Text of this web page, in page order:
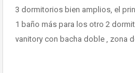
3 dormitorios bien amplios, el
1 baño más para los otro 2
vanitory con bacha doble , zona